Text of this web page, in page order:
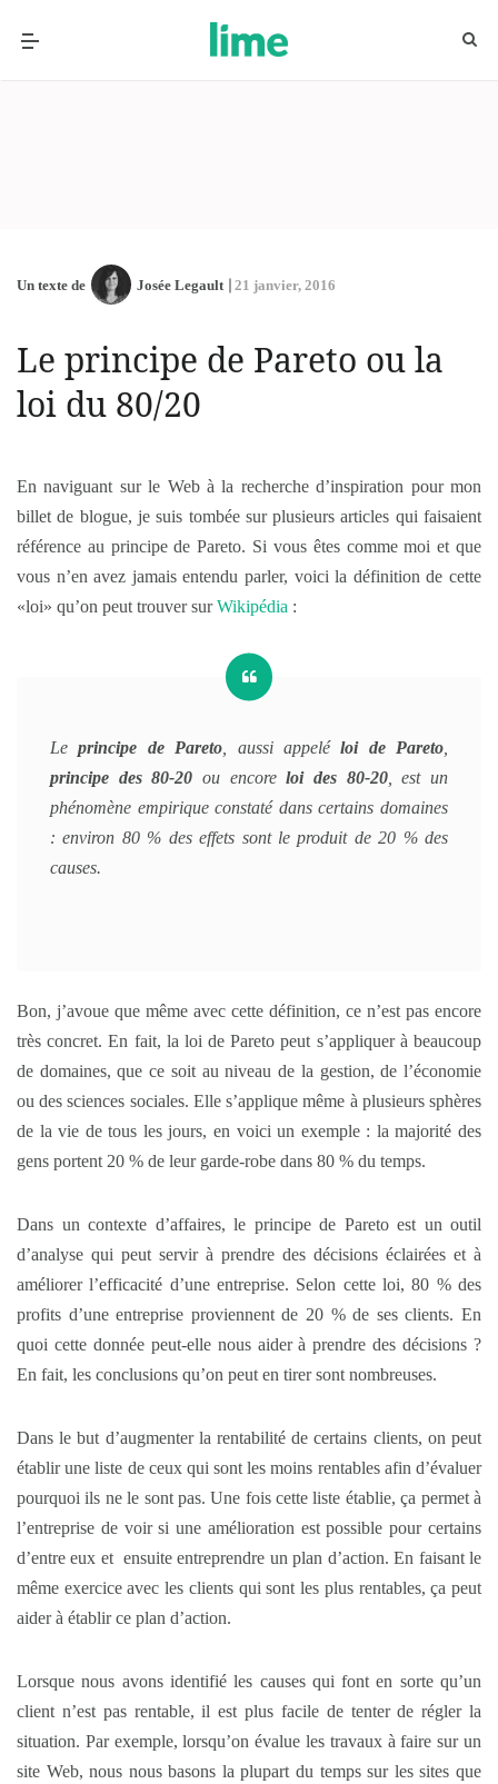
Un texte de Josée Legault 21 janvier, 2016
Le principe de Pareto ou la
loi du 80/20
En naviguant sur le Web à la recherche d’inspiration pour mon
billet de blogue, je suis tombée sur plusieurs articles qui faisaient
référence au principe de Pareto. Si vous êtes comme moi et que
vous n’en avez jamais entendu parler, voici la définition de cette
«loi» qu’on peut trouver surWikipédia :
Leprincipe de Pareto , aussi appeléloi de Pareto
principe des 80-20 ou encoreloi des 80-20, est un
phénomène empirique constaté dans certains domaines
: environ 80 % des effets sont le produit de 20 % des
causes.
Bon, j’avoue que même avec cette définition, ce n’est pas encore
très concret. En fait, la loi de Pareto peut s’appliquer à beaucoup
de domaines, que ce soit au niveau de la gestion, de l’économie
ou des sciences sociales. Elle s’applique même à plusieurs sphères
de la vie de tous les jours, en voici un exemple : la majorité des
gens portent 20 % de leur garde-robe dans 80 % du temps.
Dans un contexte d’affaires, le principe de Pareto est un outil
d’analyse qui peut servir à prendre des décisions éclairées et à
améliorer l’efficacité d’une entreprise. Selon cette loi, 80 % des
profits d’une entreprise proviennent de 20 % de ses clients. En
quoi cette donnée peut-elle nous aider à prendre des décisions ?
En fait, les conclusions qu’on peut en tirer sont nombreuses.
Dans le but d’augmenter la rentabilité de certains clients, on peut
établir une liste de ceux qui sont les moins rentables afin d’évaluer
pourquoi ils ne le sont pas. Une fois cette liste établie, ça permet à
l’entreprise de voir si une amélioration est possible pour certains
d’entre eux et ensuite entreprendre un plan d’action. En faisant le
même exercice avec les clients qui sont les plus rentables, ça peut
aider à établir ce plan d’action.
Lorsque nous avons identifié les causes qui font en sorte qu’un
client n’est pas rentable, il est plus facile de tenter de régler la
situation. Par exemple, lorsqu’on évalue les travaux à faire sur un
site Web, nous nous basons la plupart du temps sur les sites que